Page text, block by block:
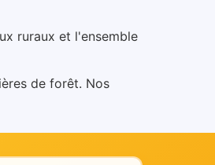
ruraux et l'ensemble
de forêt. Nos